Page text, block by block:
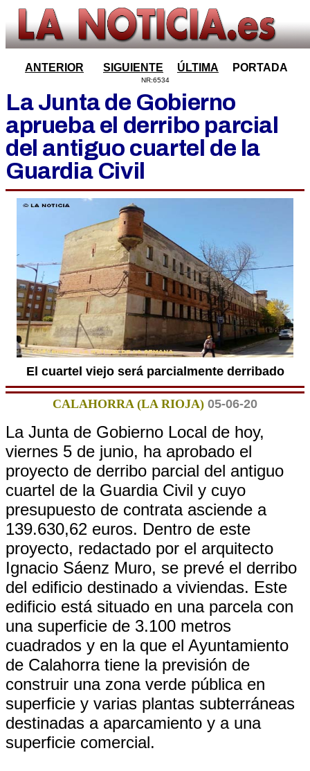
ANTERIOR SIGUIENTE ÚLTIMA PORTADA
NR:6534
La Junta de Gobierno
aprueba el derribo parcial
del antiguo cuartel de la
Guardia Civil
El cuartel viejo será parcialmente derribado
CALAHORRA (LA RIOJA) 05-06-20
La Junta de Gobierno Local de hoy,
viernes 5 de junio, ha aprobado el
proyecto de derribo parcial del antiguo
cuartel de la Guardia Civil y cuyo
presupuesto de contrata asciende a
139.630,62 euros. Dentro de este
proyecto, redactado por el arquitecto
Ignacio Sáenz Muro, se prevé el derribo
del edificio destinado a viviendas. Este
edificio está situado en una parcela con
una superficie de 3.100 metros
cuadrados y en la que el Ayuntamiento
de Calahorra tiene la previsión de
construir una zona verde pública en
superficie y varias plantas subterráneas
destinadas a aparcamiento y a una
superficie comercial.